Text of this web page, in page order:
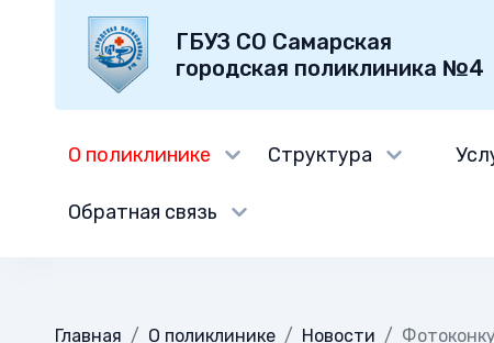
ГБУЗ СО Самарская
городская поликлиника №4
О поликлинике Структура
Обратная связь
Главная О поликлинике Новости